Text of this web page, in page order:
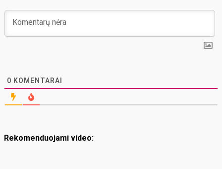
0 KOMENTARAI
Rekomenduojami video: